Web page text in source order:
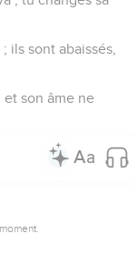
ils sont abaissés,
et son âme ne